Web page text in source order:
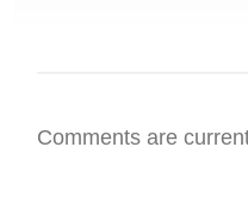
Comments are